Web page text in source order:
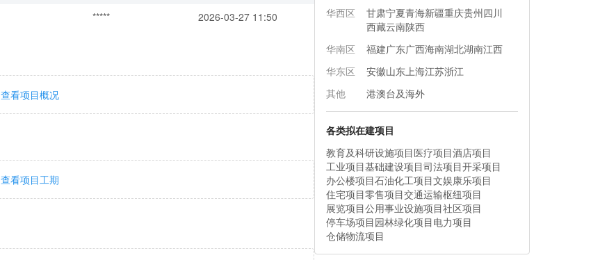
***** 2026-03-27 11:50
查看项目概况
查看项目工期
华西区
甘肃宁夏青海新疆重庆贵州四川
西藏云南陕西
华南区
福建广东广西海南湖北湖南江西
华东区
安徽山东上海江苏浙江
其他
港澳台及海外
各类拟在建项目
教育及科研设施项目医疗项目酒店项目
工业项目基础建设项目司法项目开采项目
办公楼项目石油化工项目文娱康乐项目
住宅项目零售项目交通运输枢纽项目
展览项目公用事业设施项目社区项目
停车场项目园林绿化项目电力项目
仓储物流项目